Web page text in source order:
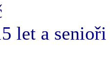
let a